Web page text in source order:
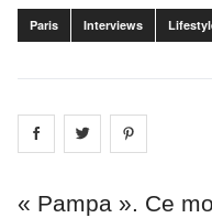
Paris Interviews
Share on facebook
Share on
« Pampa ». Ce